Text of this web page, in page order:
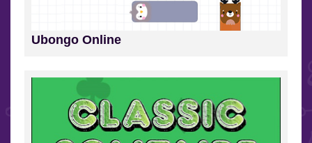
Ubongo Online